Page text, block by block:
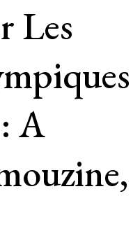
Les
A